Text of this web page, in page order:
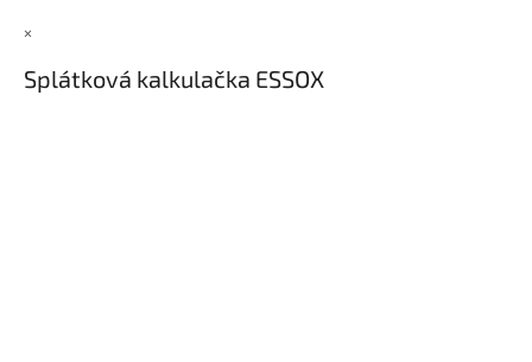
×
Splátková kalkulačka ESSOX